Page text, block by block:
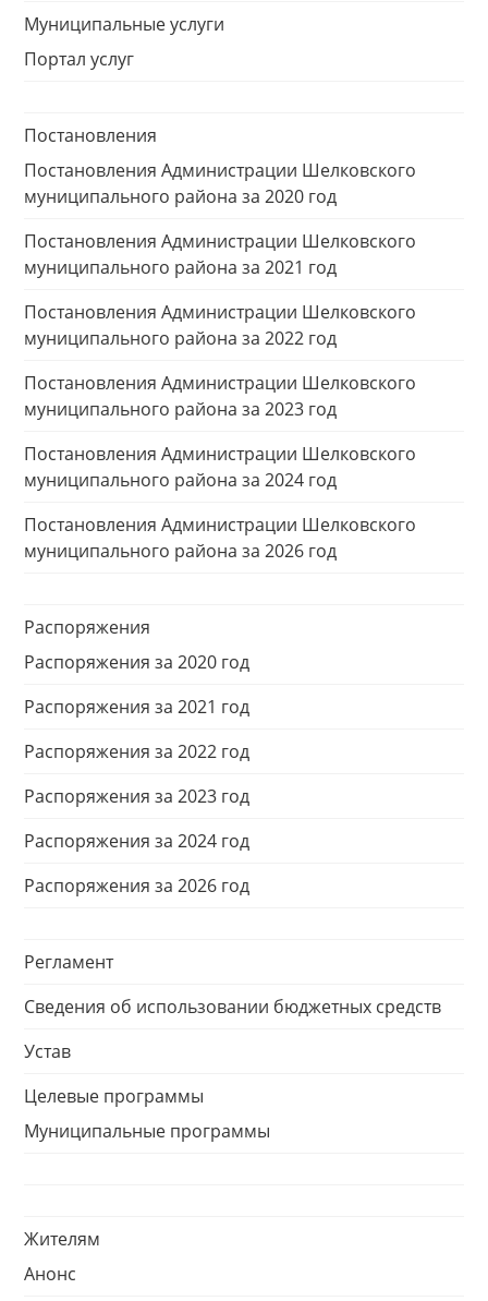
Муниципальные услуги
Портал услуг
Постановления
Постановления Администрации Шелковского
муниципального района за 2020 год
Постановления Администрации Шелковского
муниципального района за 2021 год
Постановления Администрации Шелковского
муниципального района за 2022 год
Постановления Администрации Шелковского
муниципального района за 2023 год
Постановления Администрации Шелковского
муниципального района за 2024 год
Постановления Администрации Шелковского
муниципального района за 2026 год
Распоряжения
Распоряжения за 2020 год
Распоряжения за 2021 год
Распоряжения за 2022 год
Распоряжения за 2023 год
Распоряжения за 2024 год
Распоряжения за 2026 год
Регламент
Сведения об использовании бюджетных средств
Устав
Целевые программы
Муниципальные программы
Жителям
Анонс